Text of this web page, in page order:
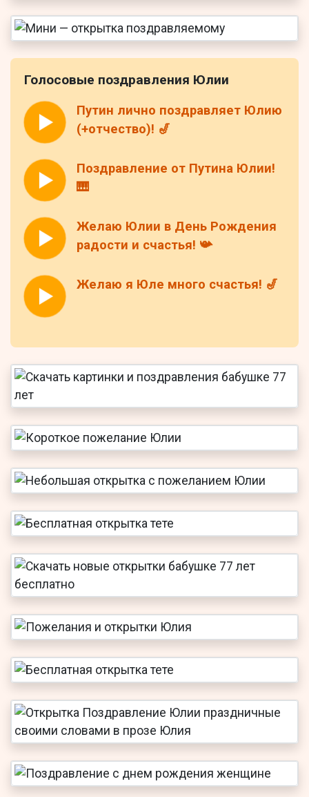
Голосовые поздравления Юлии
Путин лично поздравляет Юлию
(+отчество)! 🎷
Поздравление от Путина Юлии!
🎹
Желаю Юлии в День Рождения
радости и счастья! 📯
Желаю я Юле много счастья! 🎷